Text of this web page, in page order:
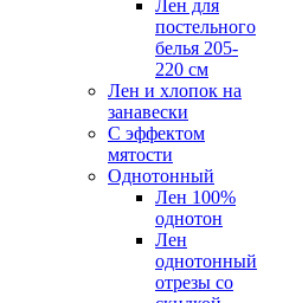
Лен для
постельного
белья 205-
220 см
Лен и хлопок на
занавески
С эффектом
мятости
Однотонный
Лен 100%
однотон
Лен
однотонный
отрезы со